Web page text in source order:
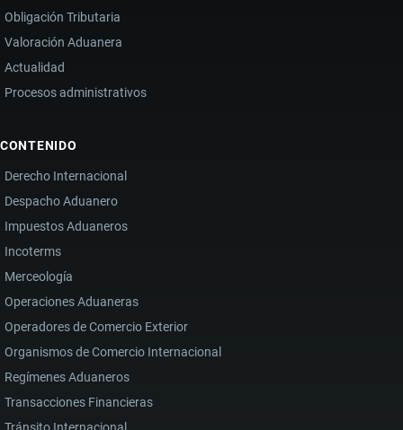
Obligación Tributaria
Valoración Aduanera
Actualidad
Procesos administrativos
CONTENIDO
Derecho Internacional
Despacho Aduanero
Impuestos Aduaneros
Incoterms
Merceología
Operaciones Aduaneras
Operadores de Comercio Exterior
Organismos de Comercio Internacional
Regímenes Aduaneros
Transacciones Financieras